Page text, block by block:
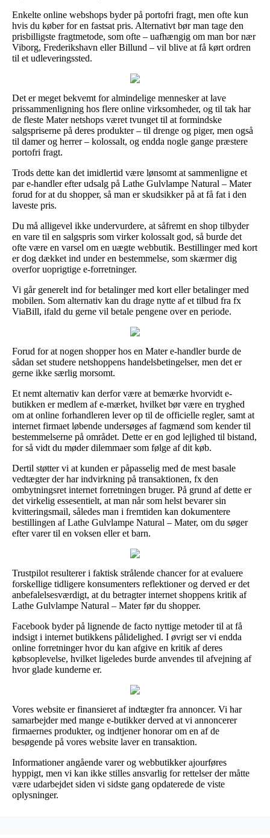
Enkelte online webshops byder på portofri fragt, men ofte kun
hvis du køber for en fastsat pris. Alternativt bør man tage den
prisbilligste fragtmetode, som ofte – uafhængig om man bor nær
Viborg, Frederikshavn eller Billund – vil blive at få kørt ordren
til et udleveringssted.
Det er meget bekvemt for almindelige mennesker at lave
prissammenligning hos flere online virksomheder, og til tak har
de fleste Mater netshops været tvunget til at formindske
salgspriserne på deres produkter – til drenge og piger, men også
til damer og herrer – kolossalt, og endda nogle gange præstere
portofri fragt.
Trods dette kan det imidlertid være lønsomt at sammenligne et
par e-handler efter udsalg på Lathe Gulvlampe Natural – Mater
forud for at du shopper, så man er skudsikker på at få fat i den
laveste pris.
Du må alligevel ikke undervurdere, at såfremt en shop tilbyder
en vare til en salgspris som virker kolossalt god, så burde det
ofte være en varsel om en uægte webbutik. Bestillinger med kort
er dog dækket ind under en bestemmelse, som skærmer dig
overfor uoprigtige e-forretninger.
Vi går generelt ind for betalinger med kort eller betalinger med
mobilen. Som alternativ kan du drage nytte af et tilbud fra fx
ViaBill, ifald du gerne vil betale pengene over en periode.
Forud for at nogen shopper hos en Mater e-handler burde de
sådan set studere netshoppens handelsbetingelser, men det er
gerne ikke særlig morsomt.
Et nemt alternativ kan derfor være at bemærke hvorvidt e-
butikken er medlem af e-mærket, hvilket bør være en tryghed
om at online forhandleren lever op til de officielle regler, samt at
internet firmaet løbende undersøges af fagmænd som kender til
bestemmelserne på området. Dette er en god lejlighed til bistand,
for så vidt du møder dilemmaer som følge af dit køb.
Dertil støtter vi at kunden er påpasselig med de mest basale
vedtægter der har indvirkning på transaktionen, fx den
ombytningsret internet forretningen bruger. På grund af dette er
det virkelig essesentielt, at man når som helst bevarer sin
kvitteringsmail, således man i fremtiden kan dokumentere
bestillingen af Lathe Gulvlampe Natural – Mater, om du søger
efter varer til en voksen eller et barn.
Trustpilot resulterer i faktisk strålende chancer for at evaluere
forskellige tidligere konsumenters reflektioner og derved er det
anbefalelsesværdigt, at du betragter internet shoppens kritik af
Lathe Gulvlampe Natural – Mater før du shopper.
Facebook byder på lignende de facto nyttige metoder til at få
indsigt i internet butikkens pålidelighed. I øvrigt ser vi endda
online forretninger hvor du kan afgive en kritik af deres
købsoplevelse, hvilket ligeledes burde anvendes til afvejning af
hvor glade kunderne er.
Vores website er finansieret af indtægter fra annoncer. Vi har
samarbejder med mange e-butikker derved at vi annoncerer
firmaernes produkter, og indtjener honorar om en af de
besøgende på vores website laver en transaktion.
Informationer angående varer og webbutikker ajourføres
hyppigt, men vi kan ikke stilles ansvarlig for rettelser der måtte
være udarbejdet siden vi sidste gang opdaterede de viste
oplysninger.